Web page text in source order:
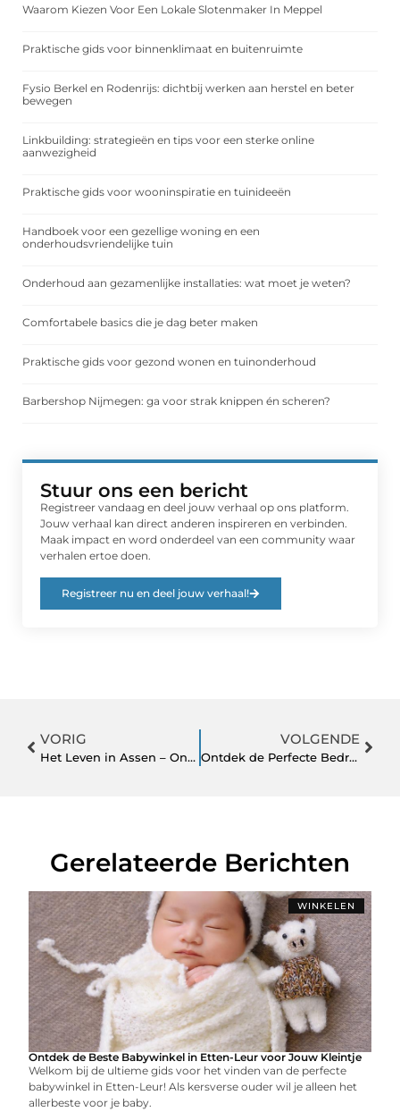
Waarom Kiezen Voor Een Lokale Slotenmaker In Meppel
Praktische gids voor binnenklimaat en buitenruimte
Fysio Berkel en Rodenrijs: dichtbij werken aan herstel en beter
bewegen
Linkbuilding: strategieën en tips voor een sterke online
aanwezigheid
Praktische gids voor wooninspiratie en tuinideeën
Handboek voor een gezellige woning en een
onderhoudsvriendelijke tuin
Onderhoud aan gezamenlijke installaties: wat moet je weten?
Comfortabele basics die je dag beter maken
Praktische gids voor gezond wonen en tuinonderhoud
Barbershop Nijmegen: ga voor strak knippen én scheren?
Stuur ons een bericht
Registreer vandaag en deel jouw verhaal op ons platform.
Jouw verhaal kan direct anderen inspireren en verbinden.
Maak impact en word onderdeel van een community waar
verhalen ertoe doen.
Registreer nu en deel jouw verhaal!
VORIG
Het Leven in Assen – Ontdek Het Nieuws en Meer!
VOLGENDE
Ontdek de Perfecte Bedrijfsuitje in Ede voor Uw Team
Gerelateerde Berichten
WINKELEN
Ontdek de Beste Babywinkel in Etten-Leur voor Jouw Kleintje
Welkom bij de ultieme gids voor het vinden van de perfecte
babywinkel in Etten-Leur! Als kersverse ouder wil je alleen het
allerbeste voor je baby.